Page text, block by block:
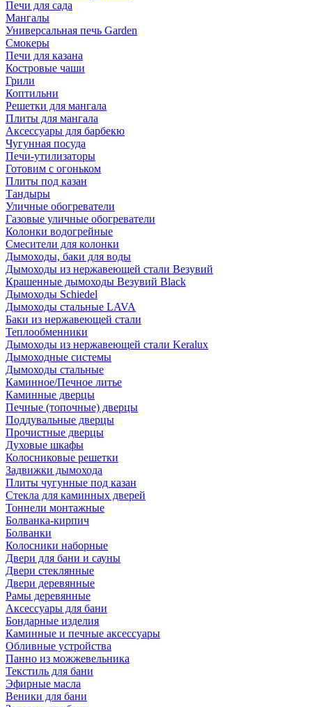
Печи для сада
Мангалы
Универсальная печь Garden
Смокеры
Печи для казана
Костровые чаши
Грили
Коптильни
Решетки для мангала
Плиты для мангала
Аксессуары для барбекю
Чугунная посуда
Печи-утилизаторы
Готовим с огоньком
Плиты под казан
Тандыры
Уличные обогреватели
Газовые уличные обогреватели
Колонки водогрейные
Смесители для колонки
Дымоходы, баки для воды
Дымоходы из нержавеющей стали Везувий
Крашенные дымоходы Везувий Black
Дымоходы Schiedel
Дымоходы стальные LAVA
Баки из нержавеющей стали
Теплообменники
Дымоходы из нержавеющей стали Keralux
Дымоходные системы
Дымоходы стальные
Каминное/Печное литье
Каминные дверцы
Печные (топочные) дверцы
Поддувальные дверцы
Прочистные дверцы
Духовые шкафы
Колосниковые решетки
Задвижки дымохода
Плиты чугунные под казан
Стекла для каминных дверей
Тоннели монтажные
Болванка-кирпич
Болванки
Колосники наборные
Двери для бани и сауны
Двери стеклянные
Двери деревянные
Рамы деревянные
Аксессуары для бани
Бондарные изделия
Каминные и печные аксессуары
Обливные устройства
Панно из можжевельника
Текстиль для бани
Эфирные масла
Веники для бани